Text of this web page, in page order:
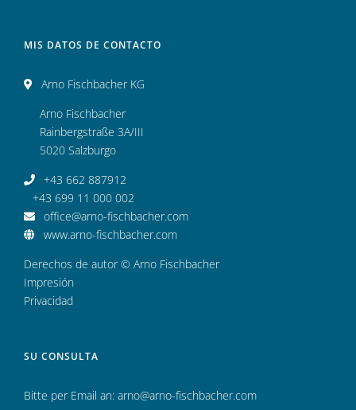
MIS DATOS DE CONTACTO
Arno Fischbacher KG
Arno Fischbacher
Rainbergstraße 3A/III
5020 Salzburgo
+43 662 887912
+43 699 11 000 002
office@arno-fischbacher.com
www.arno-fischbacher.com
Derechos de autor © Arno Fischbacher
Impresión
Privacidad
SU CONSULTA
Bitte per Email an: arno@arno-fischbacher.com